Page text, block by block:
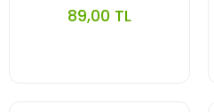
89,00 TL